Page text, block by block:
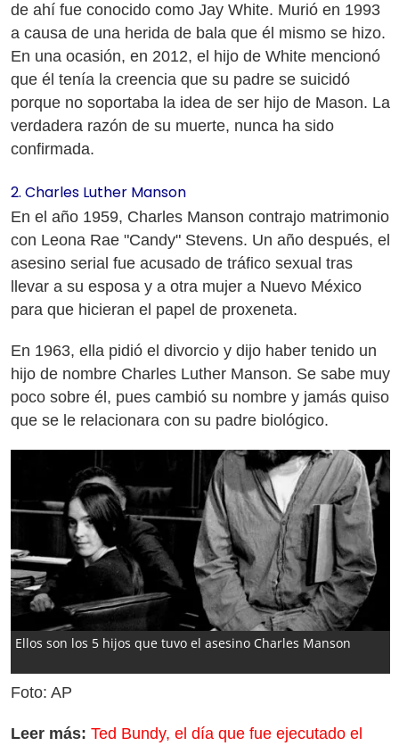
de ahí fue conocido como Jay White. Murió en 1993
a causa de una herida de bala que él mismo se hizo.
En una ocasión, en 2012, el hijo de White mencionó
que él tenía la creencia que su padre se suicidó
porque no soportaba la idea de ser hijo de Mason. La
verdadera razón de su muerte, nunca ha sido
confirmada.
2. Charles Luther Manson
En el año 1959, Charles Manson contrajo matrimonio
con Leona Rae "Candy" Stevens. Un año después, el
asesino serial fue acusado de tráfico sexual tras
llevar a su esposa y a otra mujer a Nuevo México
para que hicieran el papel de proxeneta.
En 1963, ella pidió el divorcio y dijo haber tenido un
hijo de nombre Charles Luther Manson. Se sabe muy
poco sobre él, pues cambió su nombre y jamás quiso
que se le relacionara con su padre biológico.
Ellos son los 5 hijos que tuvo el asesino Charles Manson
Foto: AP
Leer más: Ted Bundy, el día que fue ejecutado el